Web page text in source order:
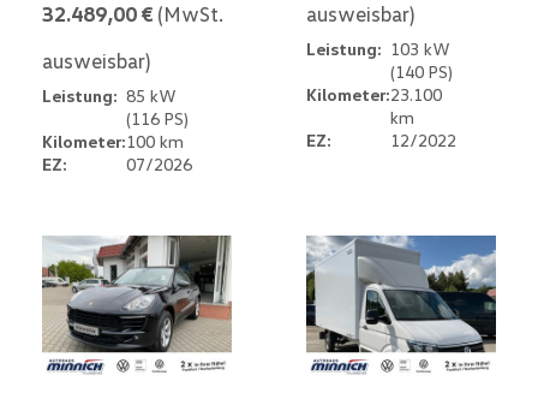
32.489,00 € (MwSt.
ausweisbar)
Leistung: 85 kW
(116 PS)
Kilometer:100 km
EZ:
07/2026
ausweisbar)
Leistung: 103 kW
(140 PS)
Kilometer:23.100
km
EZ:
12/2022